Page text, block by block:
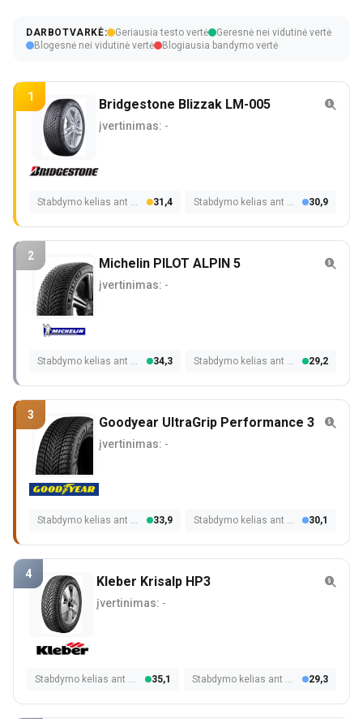
DARBOTVARKĖ: Geriausia testo vertė
Geresnė nei vidutinė vertė
Blogesnė nei vidutinė vertė
Blogiausia bandymo vertė
1 Bridgestone Blizzak LM-005
įvertinimas: -
Stabdymo kelias ant šlapios dangos 31,4 Stabdymo kelias ant sniego 30,9
2 Michelin PILOT ALPIN 5
įvertinimas: -
Stabdymo kelias ant šlapios dangos 34,3 Stabdymo kelias ant sniego 29,2
3 Goodyear UltraGrip Performance 3
įvertinimas: -
Stabdymo kelias ant šlapios dangos 33,9 Stabdymo kelias ant sniego 30,1
4 Kleber Krisalp HP3
įvertinimas: -
Stabdymo kelias ant šlapios dangos 35,1 Stabdymo kelias ant sniego 29,3